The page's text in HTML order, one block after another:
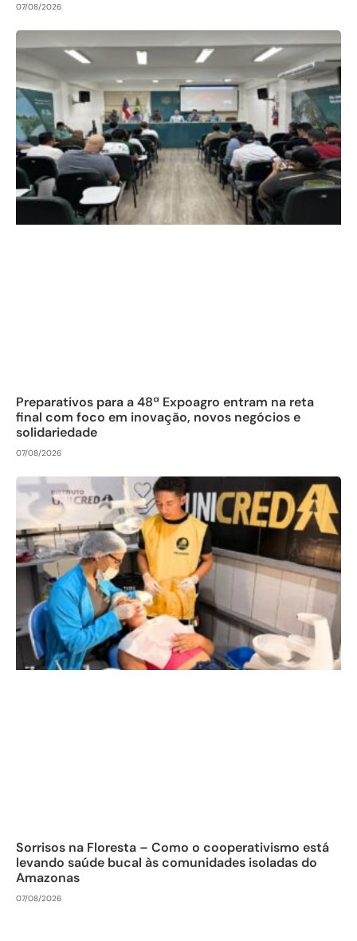
07/08/2026
Preparativos para a 48ª Expoagro entram na reta
final com foco em inovação, novos negócios e
solidariedade
07/08/2026
Sorrisos na Floresta – Como o cooperativismo está
levando saúde bucal às comunidades isoladas do
Amazonas
07/08/2026